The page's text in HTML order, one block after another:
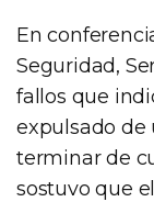
En
Seguridad,
fallos que
expulsado de
terminar de
sostuvo que